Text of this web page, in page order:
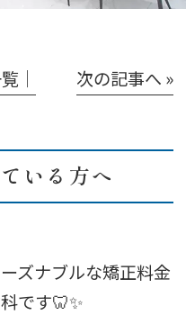
│ 次の記事へ »
いる方へ
ズナブルな矯正料金
です🦷✨